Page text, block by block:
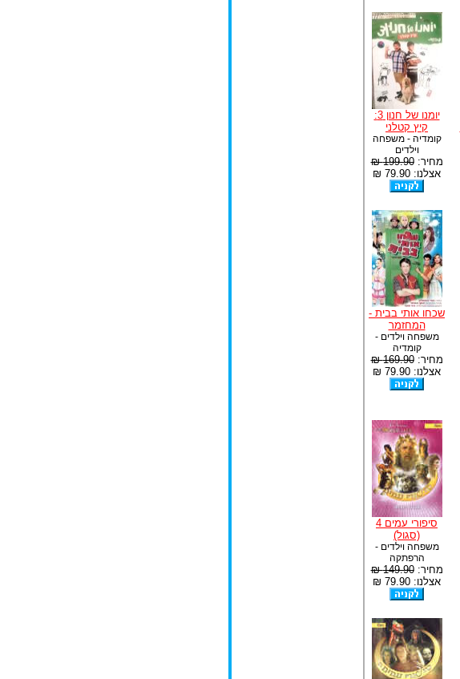
יומנו של חנון 3:
קיץ קטלני
קומדיה - משפחה
וילדים
מחיר:199.90 ₪
אצלנו: 79.90 ₪
שכחו אותי בבית -
המחזמר
משפחה וילדים -
קומדיה
מחיר:169.90 ₪
אצלנו: 79.90 ₪
סיפורי עמים 4
(סגול)
משפחה וילדים -
הרפתקה
מחיר:149.90 ₪
אצלנו: 79.90 ₪